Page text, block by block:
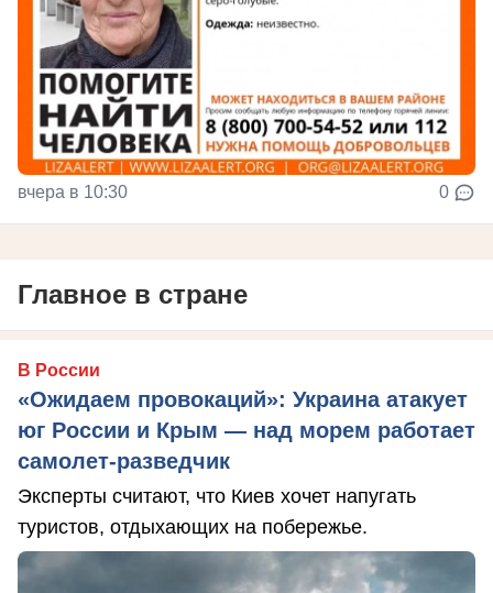
вчера в 10:30 0
Главное в стране
В России
«Ожидаем провокаций»: Украина атакует
юг России и Крым — над морем работает
самолет-разведчик
Эксперты считают, что Киев хочет напугать
туристов, отдыхающих на побережье.